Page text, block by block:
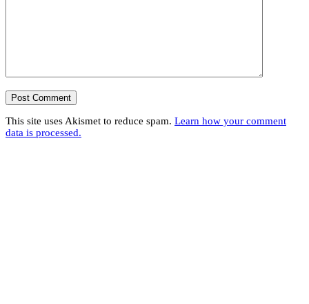
This site uses Akismet to reduce spam. Learn how your comment
data is processed.